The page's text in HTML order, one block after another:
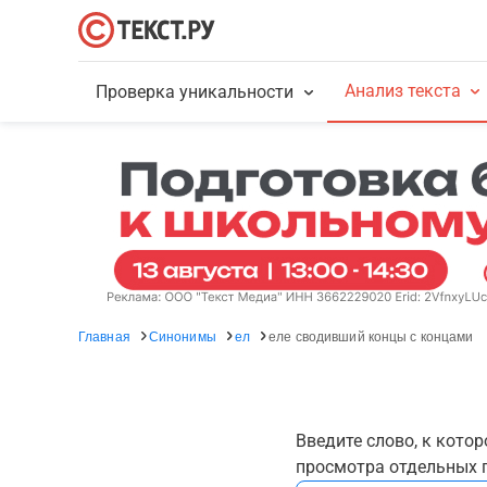
Проверка уникальности Анализ текста
Главная Синонимы ел еле сводивший концы с концами
Введите слово, к
просмотра отдельных